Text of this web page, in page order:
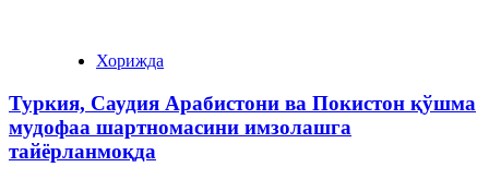
Хорижда
Туркия, Саудия Арабистони ва Покистон қўшма
мудофаа шартномасини имзолашга
тайёрланмоқда